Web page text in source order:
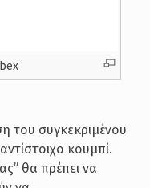
του συγκεκριμένου
κουμπί.
θα πρέπει να